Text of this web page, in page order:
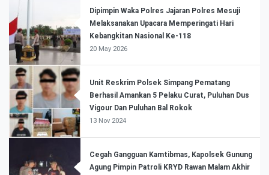
Dipimpin Waka Polres Jajaran Polres Mesuji
Melaksanakan Upacara Memperingati Hari
Kebangkitan Nasional Ke-118
20 May 2026
Unit Reskrim Polsek Simpang Pematang
Berhasil Amankan 5 Pelaku Curat, Puluhan Dus
Vigour Dan Puluhan Bal Rokok
13 Nov 2024
Cegah Gangguan Kamtibmas, Kapolsek Gunung
Agung Pimpin Patroli KRYD Rawan Malam Akhir